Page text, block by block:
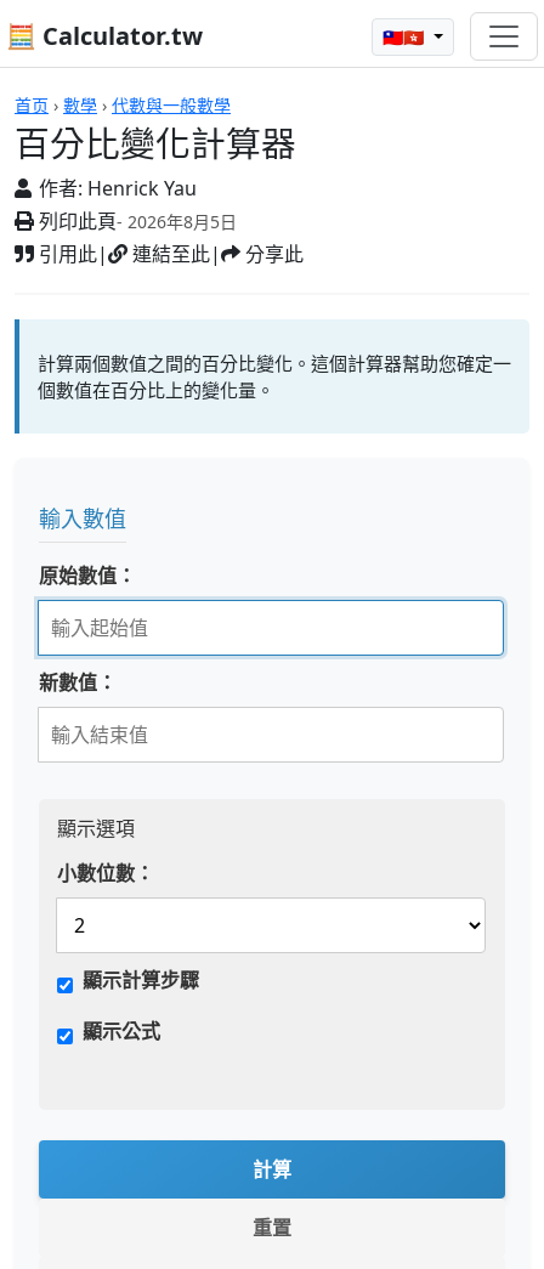
🧮 Calculator.tw 🇹🇼🇭🇰
首页 › 數學 › 代數與一般數學
百分比變化計算器
作者: Henrick Yau
列印此頁- 2026年8月5日
引用此| 連結至此| 分享此
計算機
計算兩個數值之間的百分比變化。這個計算器幫助您確定一
個數值在百分比上的變化量。
輸入數值
原始數值：
新數值：
顯示選項
小數位數：
顯示計算步驟
顯示公式
計算
重置